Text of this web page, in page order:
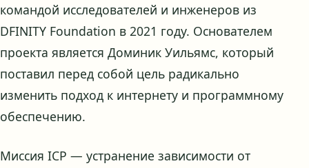
командой исследователей и инженеров из
DFINITY Foundation в 2021 году. Основателем
проекта является Доминик Уильямс, который
поставил перед собой цель радикально
изменить подход к интернету и программному
обеспечению.
Миссия ICP — устранение зависимости от